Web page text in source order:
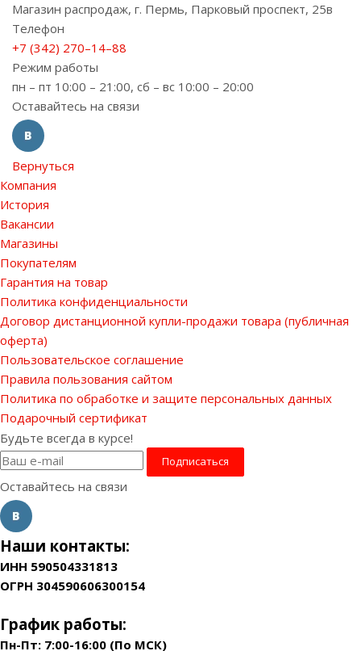
Магазин распродаж, г. Пермь, Парковый проспект, 25в
Телефон
+7 (342) 270–14–88
Режим работы
пн – пт 10:00 – 21:00, сб – вс 10:00 – 20:00
Оставайтесь на связи
Вернуться
Компания
История
Вакансии
Магазины
Покупателям
Гарантия на товар
Политика конфиденциальности
Договор дистанционной купли-продажи товара (публичная
оферта)
Пользовательское соглашение
Правила пользования сайтом
Политика по обработке и защите персональных данных
Подарочный сертификат
Будьте всегда в курсе!
Оставайтесь на связи
Наши контакты:
ИНН 590504331813
ОГРН 304590606300154
График работы:
Пн-Пт: 7:00-16:00 (По МСК)